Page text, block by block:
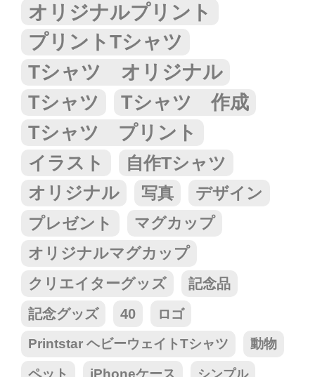
オリジナルプリント
プリントTシャツ
Tシャツ オリジナル
Tシャツ
Tシャツ 作成
Tシャツ プリント
イラスト 自作Tシャツ
オリジナル 写真
デザイン
プレゼント
マグカップ
オリジナルマグカップ
クリエイターグッズ
記念品
記念グッズ
40 ロゴ
Printstar ヘビーウェイトTシャツ 動物
ペット iPhoneケース シンプル